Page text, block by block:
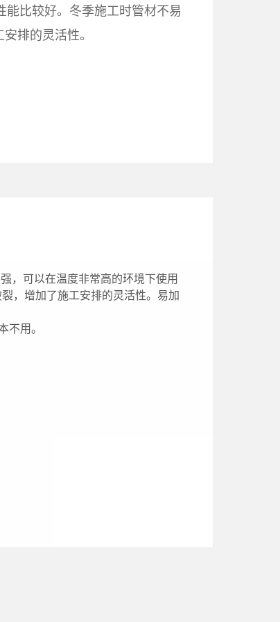
能比较好。冬季施工时管材不易
排的灵活性。
，可以在温度非常高的环境下使用
，增加了施工安排的灵活性。易加
不用。